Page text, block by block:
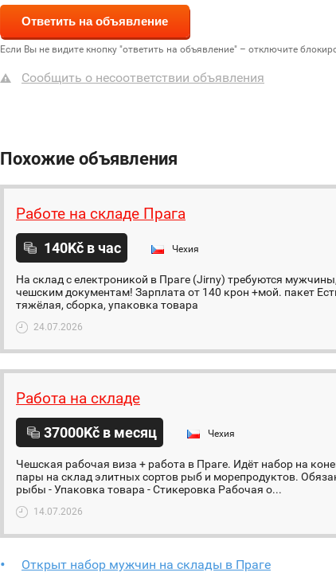
Если Вы не видите кнопку "ответить на объявление" – отключите
Сообщить о несоответствии объявления
Похожие объявления
Работе на складе Прага
140Kč в час Чехия
На склад с електроникой в Праге (Jirny) требуются
чешским документам! Зарплата от 140 крон +мой. пакет
тяжёлая, сборка, упаковка товара
24.07.2026
Работа на складе
37000Kč в месяц Чехия
Чешская рабочая виза + работа в Праге. Идёт набор на
пары на склад элитных сортов рыб и морепродуктов.
рыбы - Упаковка товара - Стикеровка Рабочая о...
14.07.2026
Открыт набор мужчин на склады в Праге